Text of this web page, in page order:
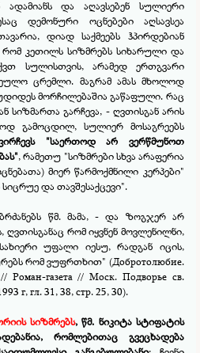
და აღავსებენ სულიერი
დემონური ოცნებები აღსავსეა
დიად საქმეებს ჰპირდებიან
რომ კეთილს სიზმრებს სიხარული და
სულისთვის, არამედ ერთგვარი
ცრემლი. მაგრამ ამას მხოლოდ
მორჩილებაშია გაწაფული. რაც
სიზმართა გარჩევა, - ღვთისგან არის
გამოცდილ, სულიერ მოსაგრეებს
"საერთოდ არ ვერწმუნოთ
, რამეთუ "სიზმრები სხვა არაფერია
მიერ წარმოქმნილი კერპები"
და თავშესაქცევი".
ბრძანებს წმ. მამა, - და ზოგჯერ არ
ღვთისგანაც რომ იყვნენ მოვლენილნი,
უფალი იესუ, რადგან იცის,
რომ ვუფრთხით" (Добротолюбие.
Роман-газета // Моск. Подворье св.
г, гл. 31, 38, стр. 25, 30).
სიზმრებს, წმ. ნიკიტა სტიფატის
რომლებითაც გვეცხადება